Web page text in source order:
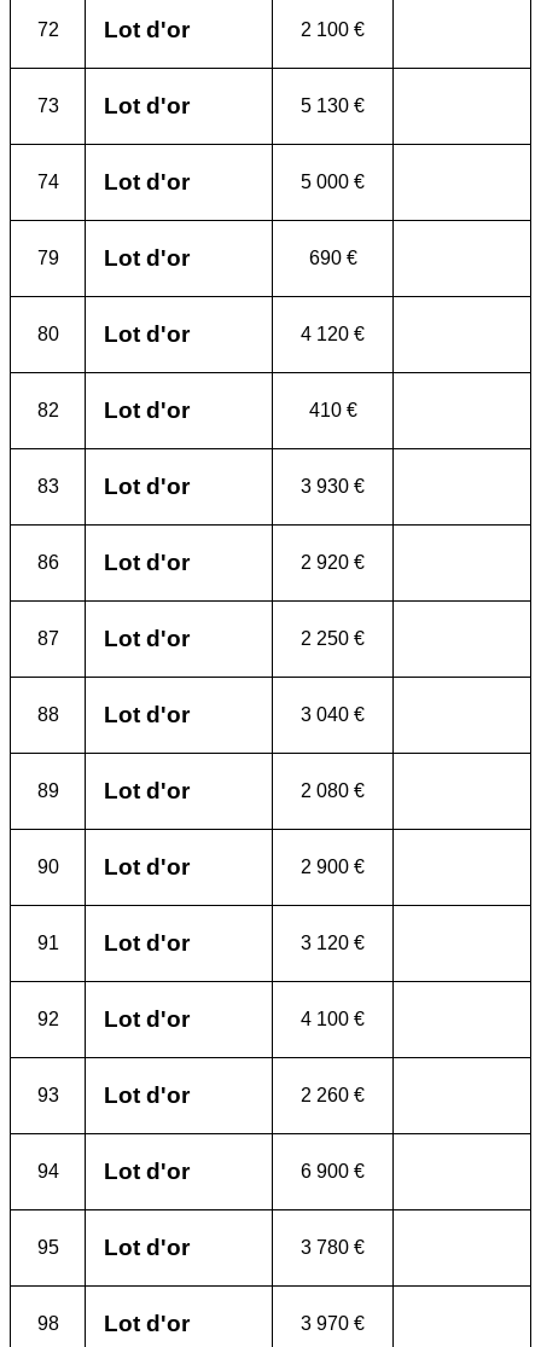
72 Lot d'or 2 100 €
73 Lot d'or 5 130 €
74 Lot d'or 5 000 €
79 Lot d'or 690 €
80 Lot d'or 4 120 €
82 Lot d'or 410 €
83 Lot d'or 3 930 €
86 Lot d'or 2 920 €
87 Lot d'or 2 250 €
88 Lot d'or 3 040 €
89 Lot d'or 2 080 €
90 Lot d'or 2 900 €
91 Lot d'or 3 120 €
92 Lot d'or 4 100 €
93 Lot d'or 2 260 €
94 Lot d'or 6 900 €
95 Lot d'or 3 780 €
98 Lot d'or 3 970 €